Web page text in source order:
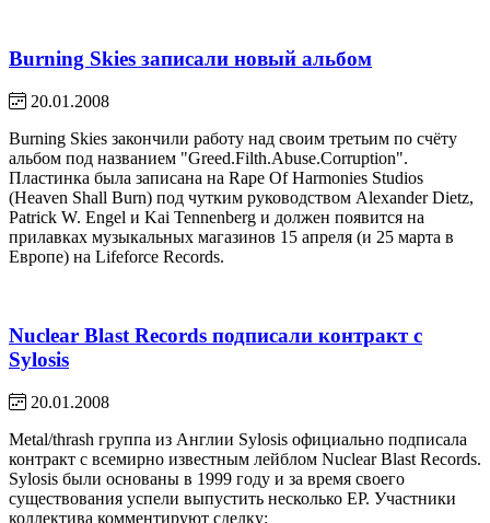
Burning Skies записали новый альбом
20.01.2008
Burning Skies закончили работу над своим третьим по счёту
альбом под названием "Greed.Filth.Abuse.Corruption".
Пластинка была записана на Rape Of Harmonies Studios
(Heaven Shall Burn) под чутким руководством Alexander Dietz,
Patrick W. Engel и Kai Tennenberg и должен появится на
прилавках музыкальных магазинов 15 апреля (и 25 марта в
Европе) на Lifeforce Records.
Nuclear Blast Records подписали контракт с
Sylosis
20.01.2008
Мetal/thrash группа из Англии Sylosis официально подписала
контракт с всемирно известным лейблом Nuclear Blast Records.
Sylosis были основаны в 1999 году и за время своего
существования успели выпустить несколько ЕР. Участники
коллектива комментируют сделку: